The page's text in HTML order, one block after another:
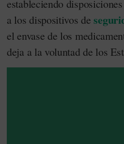
estableciendo
a los dispositivos de
el envase de los
deja a la voluntad de los